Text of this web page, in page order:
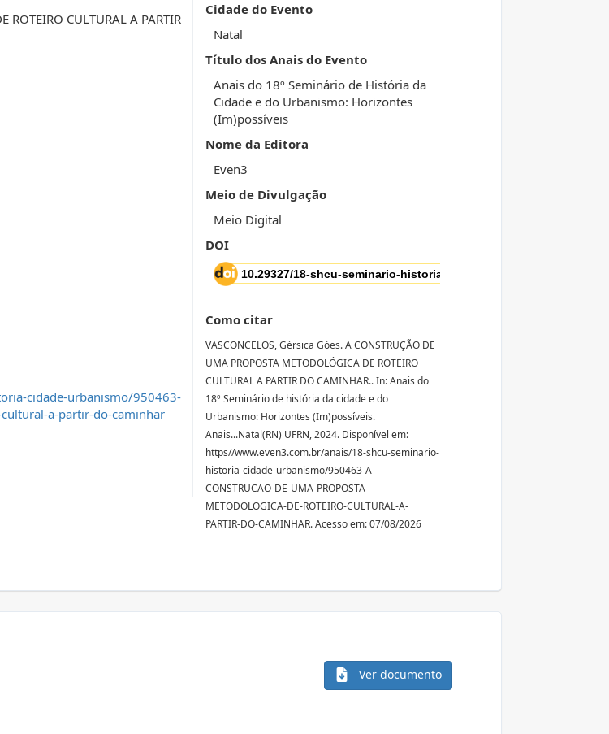
ROTEIRO CULTURAL A PARTIR
cidade-urbanismo/950463-
a-partir-do-caminhar
Cidade do Evento
Natal
Título dos Anais do Evento
Anais do 18º Seminário de História da
Cidade e do Urbanismo: Horizontes
(Im)possíveis
Nome da Editora
Even3
Meio de Divulgação
Meio Digital
DOI
Como citar
VASCONCELOS, Gérsica Góes. A CONSTRUÇÃO DE
UMA PROPOSTA METODOLÓGICA DE ROTEIRO
CULTURAL A PARTIR DO CAMINHAR.. In: Anais do
18º Seminário de história da cidade e do
Urbanismo: Horizontes (Im)possíveis.
Anais...Natal(RN) UFRN, 2024. Disponível em:
https//www.even3.com.br/anais/18-shcu-seminario-
historia-cidade-urbanismo/950463-A-
CONSTRUCAO-DE-UMA-PROPOSTA-
METODOLOGICA-DE-ROTEIRO-CULTURAL-A-
PARTIR-DO-CAMINHAR. Acesso em: 07/08/2026
Ver documento